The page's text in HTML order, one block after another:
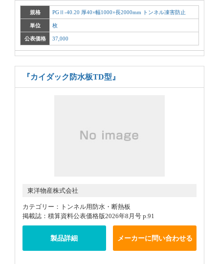
規格 PGⅡ-40.20 厚40×幅1000×長2000mm トンネル凍害防止
単位 枚
公表価格 37,000
『カイダック防水板TD型』
東洋物産株式会社
カテゴリー：トンネル用防水・断熱板
掲載誌：積算資料公表価格版2026年8月号 p.91
製品詳細 メーカーに問い合わせる